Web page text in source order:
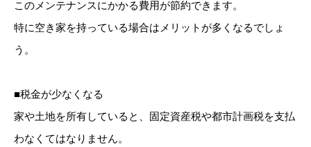
このメンテナンスにかかる費用が節約できます。
特に空き家を持っている場合はメリットが多くなるでしょ
う。
■税金が少なくなる
家や土地を所有していると、固定資産税や都市計画税を支払
わなくてはなりません。